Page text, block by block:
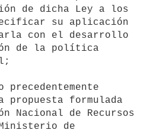
de dicha Ley a los
su aplicación
con el desarrollo
de la política
propuesta formulada
Nacional de Recursos
de